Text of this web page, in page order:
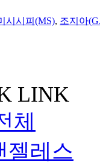
시시피(MS), 조지아
LINK
체
젤레스